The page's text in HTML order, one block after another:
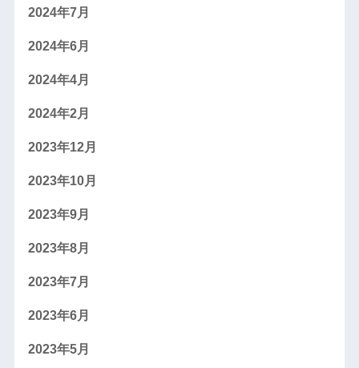
2024年7月
2024年6月
2024年4月
2024年2月
2023年12月
2023年10月
2023年9月
2023年8月
2023年7月
2023年6月
2023年5月